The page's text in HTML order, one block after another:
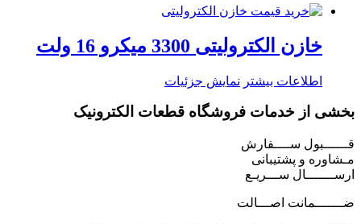
خازن الکترولیتی 3300 میکرو 16 ولت
اطلاعات بیشتر نمایش جزئیات
بخشی از خدمات فروشگاه قطعات الکترونیک
قــــــبول ســــفارش
مـشاوره و پشتیبانی
ارســـــــال ســـریـع
ضـــــــمانت اصـــالت